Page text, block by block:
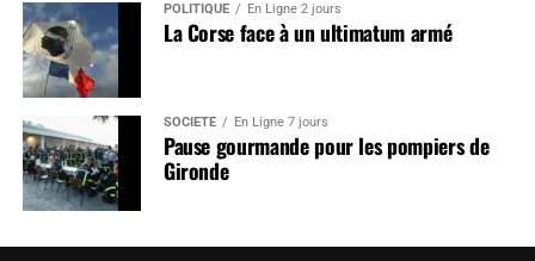
POLITIQUE En Ligne 2 jours
La Corse face à un ultimatum armé
SOCIÉTÉ En Ligne 7 jours
Pause gourmande pour les pompiers de
Gironde